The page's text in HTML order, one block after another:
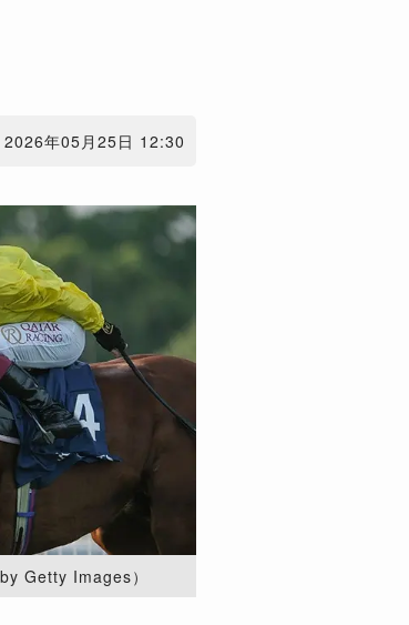
2026年05月25日 12:30
Getty Images）